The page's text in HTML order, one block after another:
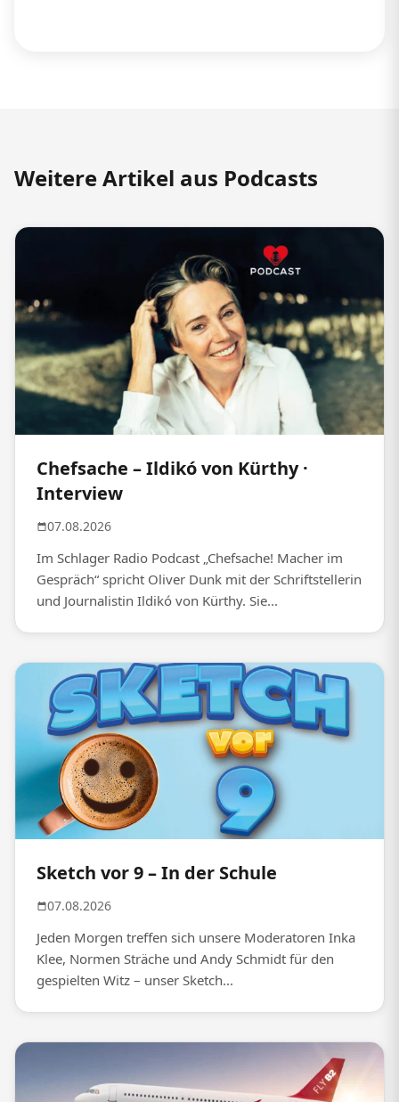
Weitere Artikel aus Podcasts
Chefsache – Ildikó von Kürthy ·
Interview
07.08.2026
Im Schlager Radio Podcast „Chefsache! Macher im
Gespräch“ spricht Oliver Dunk mit der Schriftstellerin
und Journalistin Ildikó von Kürthy. Sie...
Sketch vor 9 – In der Schule
07.08.2026
Jeden Morgen treffen sich unsere Moderatoren Inka
Klee, Normen Sträche und Andy Schmidt für den
gespielten Witz – unser Sketch...